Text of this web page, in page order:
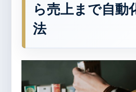
ら売上まで自動
法